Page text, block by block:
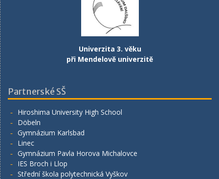
Univerzita 3. věku
při Mendelově univerzitě
Partnerské SŠ
Hiroshima University High School
Döbeln
Gymnázium Karlsbad
Linec
Gymnázium Pavla Horova Michalovce
IES Broch i Llop
Střední škola polytechnická Vyškov